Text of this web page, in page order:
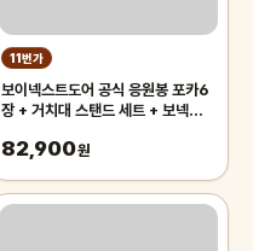
11번가
보이넥스트도어 공식 응원봉 포카6
장 + 거치대 스탠드 세트 + 보넥도
82,900원